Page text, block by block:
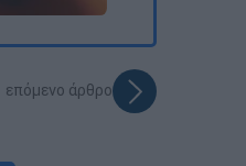
επόμενο άρθρο